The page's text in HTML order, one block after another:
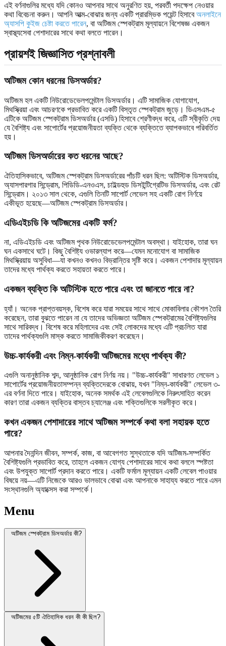
এই বর্ণনাগুলির মধ্যে যদি কোনও আপনার সাথে অনুরণিত হয়, পরবর্তী পদক্ষেপ নেওয়ার
কথা বিবেচনা করুন। আপনি আত্ম-বোঝার জন্য একটি প্রারম্ভিক পয়েন্ট হিসাবেঅনলাইনে
অ্যাসপি কুইজ চেষ্টা করতে পারেন, বা অটিজম স্পেকট্রাম মূল্যায়নে বিশেষজ্ঞ একজন
স্বাস্থ্যসেবা পেশাদারের সাথে কথা বলতে পারেন।
প্রায়শই জিজ্ঞাসিত প্রশ্নাবলী
অটিজম কোন ধরনের ডিসঅর্ডার?
অটিজম হল একটি নিউরোডেভেলপমেন্টাল ডিসঅর্ডার। এটি সামাজিক যোগাযোগ,
মিথস্ক্রিয়া এবং আচরণকে প্রভাবিত করে একটি বিস্তৃত স্পেকট্রাম জুড়ে। ডিএসএম-৫
এটিকে অটিজম স্পেকট্রাম ডিসঅর্ডার (এসডি) হিসাবে শ্রেণীবদ্ধ করে, এটি স্বীকৃতি দেয়
যে বৈশিষ্ট্য এবং সাপোর্টের প্রয়োজনীয়তা ব্যক্তি থেকে ব্যক্তিতে ব্যাপকভাবে পরিবর্তিত
হয়।
অটিজম ডিসঅর্ডারের কত ধরনের আছে?
ঐতিহাসিকভাবে, অটিজম স্পেকট্রাম ডিসঅর্ডারের পাঁচটি ধরন ছিল: অটিস্টিক ডিসঅর্ডার,
অ্যাসপারগার সিন্ড্রোম, পিডিডি-এনওএস, চাইল্ডহুড ডিসইন্টিগ্রেটিভ ডিসঅর্ডার, এবং রেট
সিন্ড্রোম। ২০১৩ সাল থেকে, এগুলি তিনটি সাপোর্ট লেভেল সহ একটি রোগ নির্ণয়ে
একীভূত হয়েছে—অটিজম স্পেকট্রাম ডিসঅর্ডার।
এডিএইচডি কি অটিজমের একটি ফর্ম?
না, এডিএইচডি এবং অটিজম পৃথক নিউরোডেভেলপমেন্টাল অবস্থা। যাইহোক, তারা ঘন
ঘন একসাথে ঘটে। কিছু বৈশিষ্ট্য ওভারল্যাপ করে—যেমন মনোযোগ বা সামাজিক
মিথস্ক্রিয়ায় অসুবিধা—যা কখনও কখনও বিভ্রান্তির সৃষ্টি করে। একজন পেশাদার মূল্যায়ন
তাদের মধ্যে পার্থক্য করতে সহায়তা করতে পারে।
একজন ব্যক্তি কি অটিস্টিক হতে পারে এবং তা জানতে পারে না?
হ্যাঁ। অনেক প্রাপ্তবয়স্ক, বিশেষ করে যারা সময়ের সাথে সাথে মোকাবিলার কৌশল তৈরি
করেছেন, তারা বুঝতে পারেন না যে তাদের অভিজ্ঞতা অটিজম স্পেকট্রামের বৈশিষ্ট্যগুলির
সাথে সারিবদ্ধ। বিশেষ করে মহিলাদের এবং সেই লোকদের মধ্যে এটি প্রচলিত যারা
তাদের পার্থক্যগুলি মাস্ক করতে সামাজিকীকরণ করেছেন।
উচ্চ-কার্যকরী এবং নিম্ন-কার্যকরী অটিজমের মধ্যে পার্থক্য কী?
এগুলি অনানুষ্ঠানিক শব্দ, আনুষ্ঠানিক রোগ নির্ণয় নয়। "উচ্চ-কার্যকরী" সাধারণত লেভেল ১
সাপোর্টের প্রয়োজনীয়তাসম্পন্ন ব্যক্তিদেরকে বোঝায়, যখন "নিম্ন-কার্যকরী" লেভেল ৩-
এর বর্ণনা দিতে পারে। যাইহোক, অনেক সমর্থক এই লেবেলগুলিকে নিরুৎসাহিত করেন
কারণ তারা একজন ব্যক্তির বাস্তব চ্যালেঞ্জ এবং শক্তিগুলিকে সরলীকৃত করে।
কখন একজন পেশাদারের সাথে অটিজম সম্পর্কে কথা বলা সহায়ক হতে
পারে?
আপনার দৈনন্দিন জীবন, সম্পর্ক, কাজ, বা আবেগগত সুস্থতাকে যদি অটিজম-সম্পর্কিত
বৈশিষ্ট্যগুলি প্রভাবিত করে, তাহলে একজন যোগ্য পেশাদারের সাথে কথা বললে স্পষ্টতা
এবং উপযুক্ত সাপোর্ট প্রদান করতে পারে। একটি ফর্মাল মূল্যায়ন একটি লেবেল পাওয়ার
বিষয়ে নয়—এটি নিজেকে আরও ভালভাবে বোঝা এবং আপনাকে সাহায্য করতে পারে এমন
সংস্থানগুলি অ্যাক্সেস করা সম্পর্কে।
Menu
অটিজম স্পেকট্রাম ডিসঅর্ডার কী?
অটিজমের ৫টি ঐতিহাসিক ধরন কী কী ছিল?